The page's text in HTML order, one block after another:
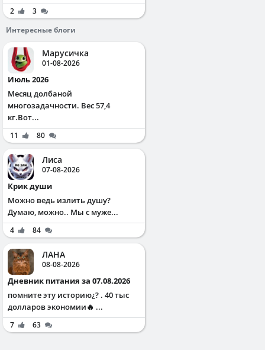
2
3
Интересные блоги
Марусичка
01-08-2026
Июль 2026
Месяц долбаной
многозадачности. Вес 57,4
кг.Вот...
11 80
Лиса
07-08-2026
Крик души
Можно ведь излить душу?
Думаю, можно.. Мы с муже...
4 84
ЛАНА
08-08-2026
Дневник питания за 07.08.2026
помните эту историю¿? . 40 тыс
долларов экономии🔥 ...
7 63